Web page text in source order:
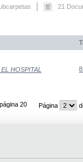
21
HOSPITAL
20
Página